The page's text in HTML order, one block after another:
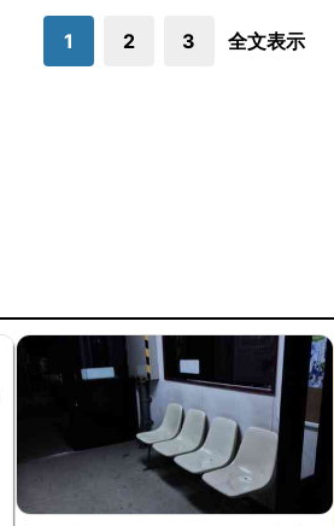
1 2 3 全文表示